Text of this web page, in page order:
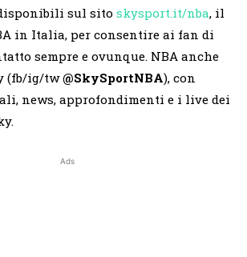
sul sito skysport.it/nba, il
in Italia, per consentire ai fan di
sempre e ovunque. NBA anche
(fb/ig/tw@SkySportNBA), con
news, approfondimenti e i live dei
Ads